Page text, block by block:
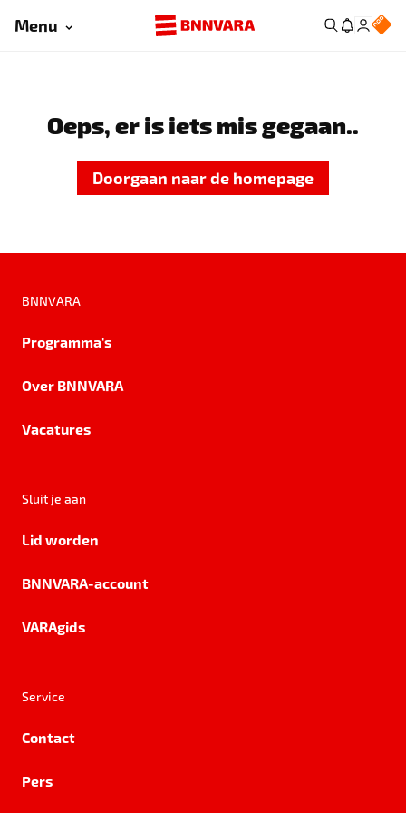
Menu
Oeps, er is iets mis gegaan..
Doorgaan naar de homepage
BNNVARA
Programma's
Over BNNVARA
Vacatures
Sluit je aan
Lid worden
BNNVARA-account
VARAgids
Service
Contact
Pers